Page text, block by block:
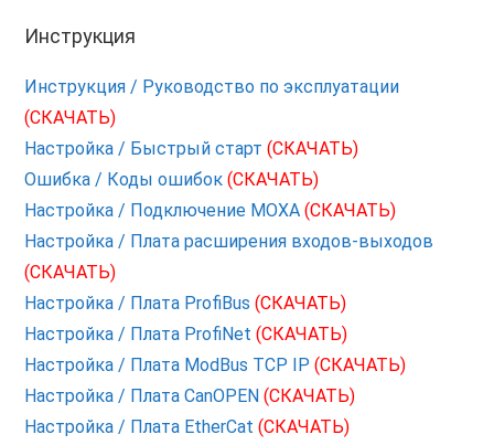
Инструкция
Инструкция / Руководство по эксплуатации
(СКАЧАТЬ)
Настройка / Быстрый старт(СКАЧАТЬ)
Ошибка / Коды ошибок(СКАЧАТЬ)
Настройка / Подключение MOXA(СКАЧАТЬ)
Настройка / Плата расширения входов-выходов
(СКАЧАТЬ)
Настройка / Плата ProfiBus(СКАЧАТЬ)
Настройка / Плата ProfiNet(СКАЧАТЬ)
Настройка / Плата ModBus TCP IP(СКАЧАТЬ)
Настройка / Плата CanOPEN(СКАЧАТЬ)
Настройка / Плата EtherCat(СКАЧАТЬ)